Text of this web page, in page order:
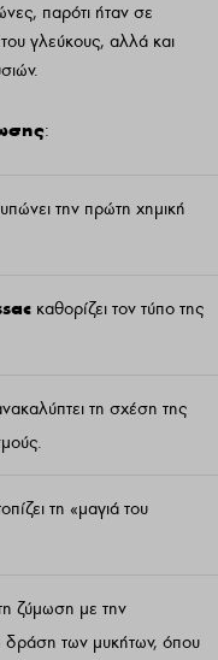
παρότι ήταν σε
γλεύκους, αλλά και
:
την πρώτη χημική
καθορίζει τον τύπο της
τη σχέση της
τη «μαγιά του
ζύμωση με την
δράση των μυκήτων, όπου